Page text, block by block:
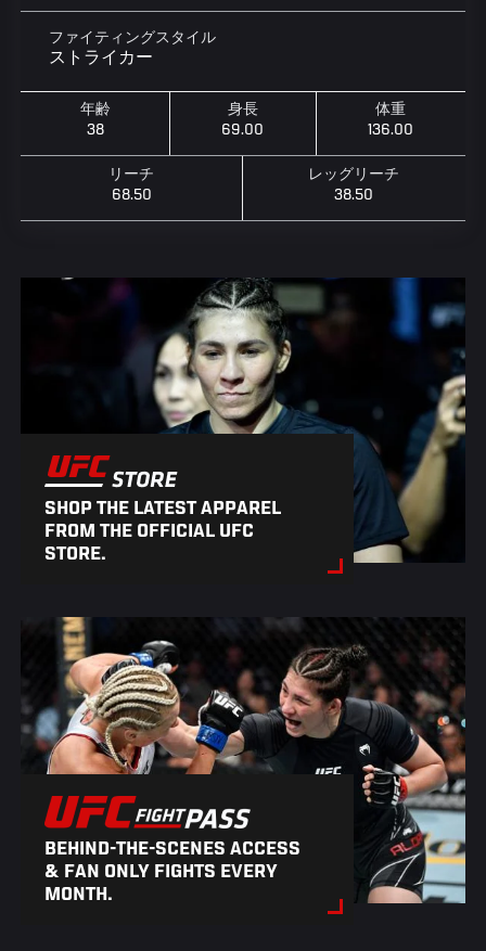
ファイティングスタイル
ストライカー
年齢
38
身長
69.00
体重
136.00
リーチ
68.50
レッグリーチ
38.50
SHOP THE LATEST APPAREL
FROM THE OFFICIAL UFC
STORE.
BEHIND-THE-SCENES ACCESS
& FAN ONLY FIGHTS EVERY
MONTH.